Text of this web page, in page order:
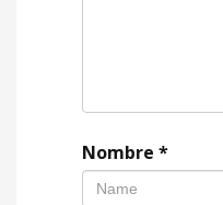
Nombre *